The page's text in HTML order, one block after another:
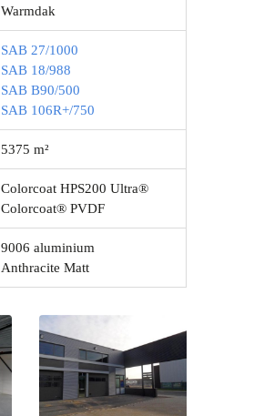
Warmdak
SAB 27/1000
SAB 18/988
SAB B90/500
SAB 106R+/750
5375 m²
Colorcoat HPS200 Ultra®
Colorcoat® PVDF
9006 aluminium
Anthracite Matt